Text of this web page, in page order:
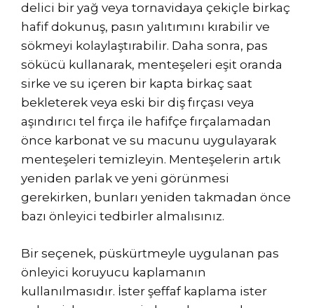
delici bir yağ veya tornavidaya çekiçle birkaç
hafif dokunuş, pasın yalıtımını kırabilir ve
sökmeyi kolaylaştırabilir. Daha sonra, pas
sökücü kullanarak, menteşeleri eşit oranda
sirke ve su içeren bir kapta birkaç saat
bekleterek veya eski bir diş fırçası veya
aşındırıcı tel fırça ile hafifçe fırçalamadan
önce karbonat ve su macunu uygulayarak
menteşeleri temizleyin. Menteşelerin artık
yeniden parlak ve yeni görünmesi
gerekirken, bunları yeniden takmadan önce
bazı önleyici tedbirler almalısınız.
Bir seçenek, püskürtmeyle uygulanan pas
önleyici koruyucu kaplamanın
kullanılmasıdır. İster şeffaf kaplama ister